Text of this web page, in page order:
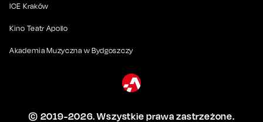
ICE Kraków
Kino Teatr Apollo
Akademia Muzyczna w Bydgoszczy
© 2019-2026. Wszystkie prawa zastrzeżone.